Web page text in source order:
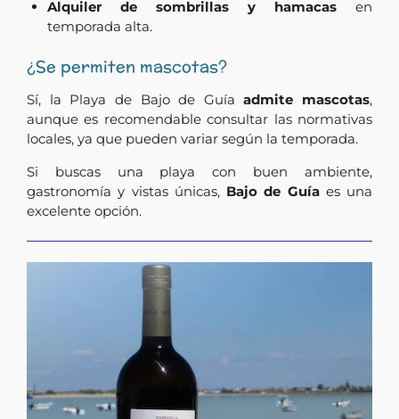
Alquiler de sombrillas y hamacasen
temporada alta.
¿Se permiten mascotas?
Sí, la Playa de Bajo de Guíaadmite mascotas,
aunque es recomendable consultar las normativas
locales, ya que pueden variar según la temporada.
Si buscas una playa con buen ambiente,
gastronomía y vistas únicas, Bajo de Guíaes una
excelente opción.